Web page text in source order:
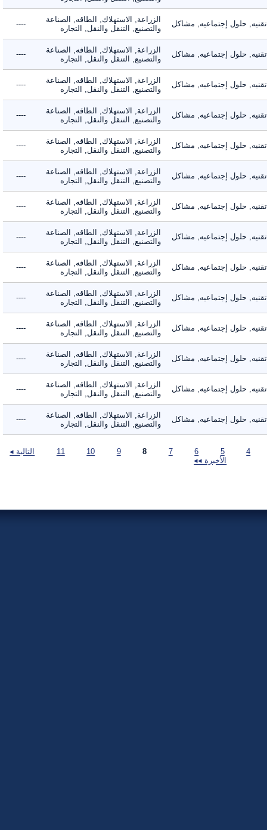
حلول إجتماعيه, مشاكل
الزراعة, الاستهلاك, الطاقه, الصناعة
والتصنيع, التنقل والنقل, التجاره
----
حلول إجتماعيه, مشاكل
الزراعة, الاستهلاك, الطاقه, الصناعة
والتصنيع, التنقل والنقل, التجاره
----
حلول إجتماعيه, مشاكل
الزراعة, الاستهلاك, الطاقه, الصناعة
والتصنيع, التنقل والنقل, التجاره
----
حلول إجتماعيه, مشاكل
الزراعة, الاستهلاك, الطاقه, الصناعة
والتصنيع, التنقل والنقل, التجاره
----
حلول إجتماعيه, مشاكل
الزراعة, الاستهلاك, الطاقه, الصناعة
والتصنيع, التنقل والنقل, التجاره
----
حلول إجتماعيه, مشاكل
الزراعة, الاستهلاك, الطاقه, الصناعة
والتصنيع, التنقل والنقل, التجاره
----
حلول إجتماعيه, مشاكل
الزراعة, الاستهلاك, الطاقه, الصناعة
والتصنيع, التنقل والنقل, التجاره
----
حلول إجتماعيه, مشاكل
الزراعة, الاستهلاك, الطاقه, الصناعة
والتصنيع, التنقل والنقل, التجاره
----
حلول إجتماعيه, مشاكل
الزراعة, الاستهلاك, الطاقه, الصناعة
والتصنيع, التنقل والنقل, التجاره
----
حلول إجتماعيه, مشاكل
الزراعة, الاستهلاك, الطاقه, الصناعة
والتصنيع, التنقل والنقل, التجاره
----
حلول إجتماعيه, مشاكل
الزراعة, الاستهلاك, الطاقه, الصناعة
والتصنيع, التنقل والنقل, التجاره
----
حلول إجتماعيه, مشاكل
الزراعة, الاستهلاك, الطاقه, الصناعة
والتصنيع, التنقل والنقل, التجاره
----
حلول إجتماعيه, مشاكل
الزراعة, الاستهلاك, الطاقه, الصناعة
والتصنيع, التنقل والنقل, التجاره
----
حلول إجتماعيه, مشاكل
الزراعة, الاستهلاك, الطاقه, الصناعة
والتصنيع, التنقل والنقل, التجاره
----
التالية ◂
الأخيرة ◂◂